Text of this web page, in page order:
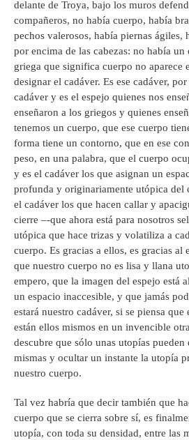
delante de Troya, bajo los muros
compañeros, no había cuerpo, había
pechos valerosos, había piernas ágiles,
por encima de las cabezas: no había
griega que significa cuerpo no aparece
designar el cadáver. Es ese cadáver,
cadáver y es el espejo quienes nos
enseñaron a los griegos y quienes
tenemos un cuerpo, que ese cuerpo
forma tiene un contorno, que en ese
peso, en una palabra, que el cuerpo
y es el cadáver los que asignan un
profunda y originariamente utópica del
el cadáver los que hacen callar y
cierre –-que ahora está para nosotros
utópica que hace trizas y volatiliza a
cuerpo. Es gracias a ellos, es gracias al
que nuestro cuerpo no es lisa y llana
empero, que la imagen del espejo está
un espacio inaccesible, y que jamás
estará nuestro cadáver, si se piensa
están ellos mismos en un invencible
descubre que sólo unas utopías pueden
mismas y ocultar un instante la utopía
nuestro cuerpo.
Tal vez habría que decir también que
cuerpo que se cierra sobre sí, es
utopía, con toda su densidad, entre las